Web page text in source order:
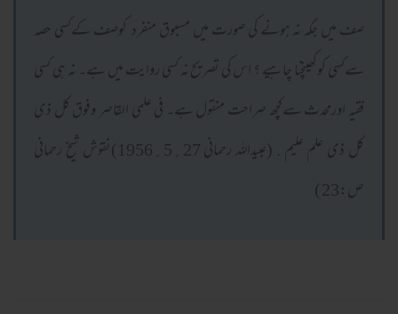
صف میں جگہ نہ ہونے کی صورت میں مسبوق منفرد کوصف کےکسی حصہ
سےکسی کوکھینچنا چاہیے ؟ اس کی تصریح نہ کسی روایت میں ہے۔ نہ ہی کسی
فقیہ اورمحدث سےکچھ صراحت منقول ہے۔ فى علمى القاصر وفوق كل ذى
كل ذى علم عليم . (عبیداللہ رحمانی 27؍5؍1956)نقوش شیخ رحمانی
ص:23 )